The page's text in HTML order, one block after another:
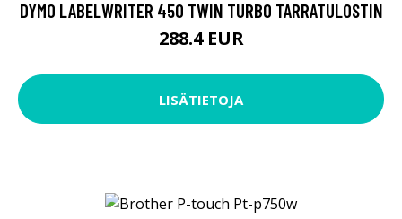
DYMO LABELWRITER 450 TWIN TURBO TARRATULOSTIN
288.4 EUR
LISÄTIETOJA